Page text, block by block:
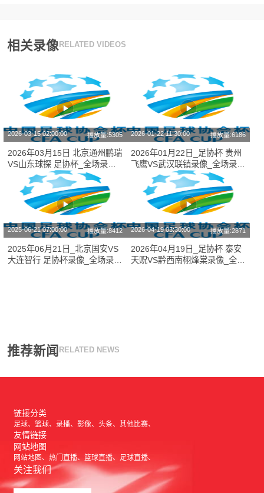
相关录像 RELATED VIDEOS
2026-03-15 02:00:00 播放量:5305
2026年03月15日 北京通州鹏瑞
VS山东球探 足协杯_全场录像
【全场回放】
2026-01-22 11:30:00 播放量:6186
2026年01月22日_足协杯 贵州
飞鹰VS武汉联镇录像_全场录像
【高清回放】
2025-06-21 07:00:00 播放量:8412
2025年06月21日_北京国安VS
大连智行 足协杯录像_全场录像
2026-04-19 03:30:00 播放量:2871
2026年04月19日_足协杯 泰安
天贶VS黔西南栩烽棠录像_全场
推荐新闻 RELATED NEWS
链接分类
足球 篮球 录播 影像 头条 其他比赛
友情链接
网站地图
网站地图 热门直播 篮球直播 足球直播
关注我们